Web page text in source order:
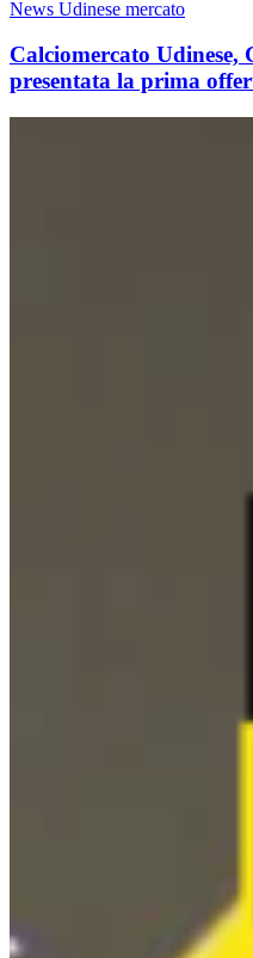
News Udinese mercato
Calciomercato
presentata la prima